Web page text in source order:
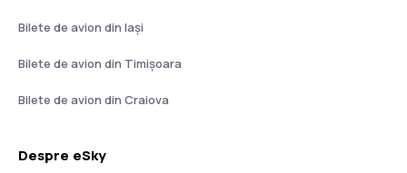
Bilete de avion din Iași
Bilete de avion din Timișoara
Bilete de avion din Craiova
Despre eSky